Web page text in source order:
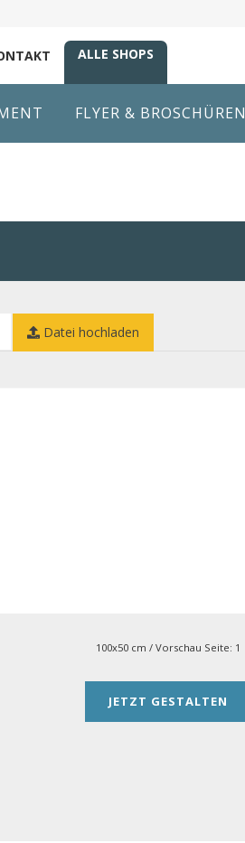
ALLE SHOPS
FLYER & BROSCHÜREN
Datei hochladen
100x50 cm / Vorschau Seite: 1
JETZT GESTALTEN